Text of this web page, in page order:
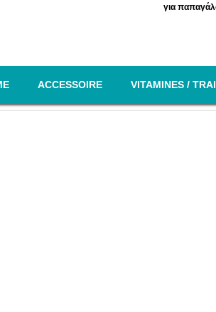
για
ACCESSOIRE VITAMINES /